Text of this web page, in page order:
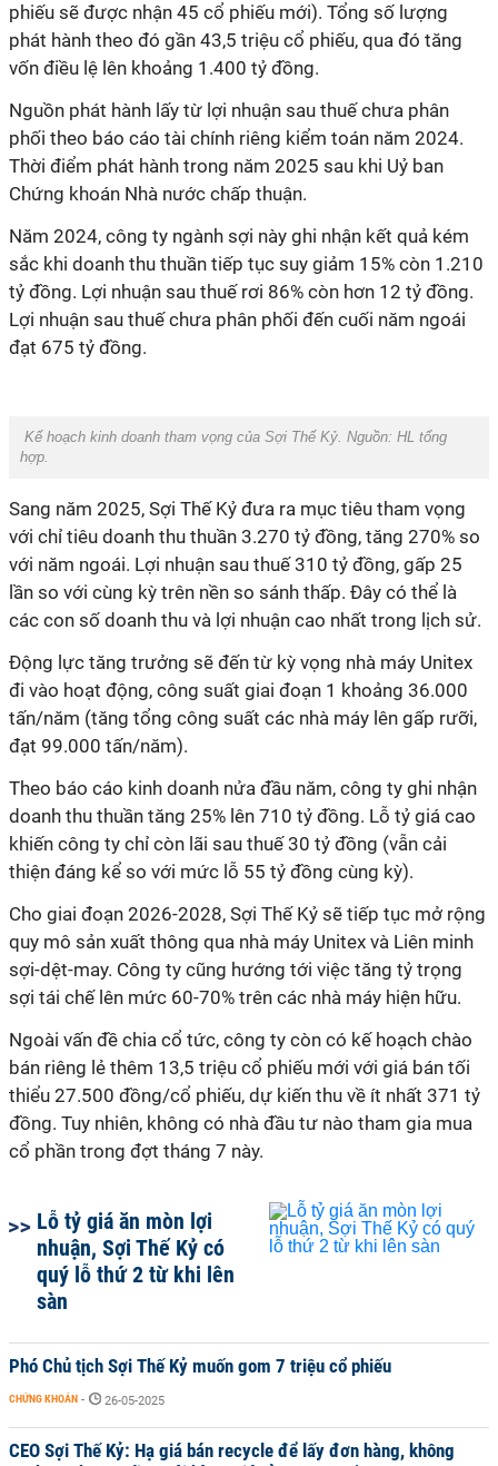
phiếu sẽ được nhận 45 cổ phiếu mới). Tổng số lượng
phát hành theo đó gần 43,5 triệu cổ phiếu, qua đó tăng
vốn điều lệ lên khoảng 1.400 tỷ đồng.
Nguồn phát hành lấy từ lợi nhuận sau thuế chưa phân
phối theo báo cáo tài chính riêng kiểm toán năm 2024.
Thời điểm phát hành trong năm 2025 sau khi Uỷ ban
Chứng khoán Nhà nước chấp thuận.
Năm 2024, công ty ngành sợi này ghi nhận kết quả kém
sắc khi doanh thu thuần tiếp tục suy giảm 15% còn 1.210
tỷ đồng. Lợi nhuận sau thuế rơi 86% còn hơn 12 tỷ đồng.
Lợi nhuận sau thuế chưa phân phối đến cuối năm ngoái
đạt 675 tỷ đồng.
Kế hoạch kinh doanh tham vọng của Sợi Thế Kỷ. Nguồn: HL tổng
hợp.
Sang năm 2025, Sợi Thế Kỷ đưa ra mục tiêu tham vọng
với chỉ tiêu doanh thu thuần 3.270 tỷ đồng, tăng 270% so
với năm ngoái. Lợi nhuận sau thuế 310 tỷ đồng, gấp 25
lần so với cùng kỳ trên nền so sánh thấp. Đây có thể là
các con số doanh thu và lợi nhuận cao nhất trong lịch sử.
Động lực tăng trưởng sẽ đến từ kỳ vọng nhà máy Unitex
đi vào hoạt động, công suất giai đoạn 1 khoảng 36.000
tấn/năm (tăng tổng công suất các nhà máy lên gấp rưỡi,
đạt 99.000 tấn/năm).
Theo báo cáo kinh doanh nửa đầu năm, công ty ghi nhận
doanh thu thuần tăng 25% lên 710 tỷ đồng. Lỗ tỷ giá cao
khiến công ty chỉ còn lãi sau thuế 30 tỷ đồng (vẫn cải
thiện đáng kể so với mức lỗ 55 tỷ đồng cùng kỳ).
Cho giai đoạn 2026-2028, Sợi Thế Kỷ sẽ tiếp tục mở rộng
quy mô sản xuất thông qua nhà máy Unitex và Liên minh
sợi-dệt-may. Công ty cũng hướng tới việc tăng tỷ trọng
sợi tái chế lên mức 60-70% trên các nhà máy hiện hữu.
Ngoài vấn đề chia cổ tức, công ty còn có kế hoạch chào
bán riêng lẻ thêm 13,5 triệu cổ phiếu mới với giá bán tối
thiểu 27.500 đồng/cổ phiếu, dự kiến thu về ít nhất 371 tỷ
đồng. Tuy nhiên, không có nhà đầu tư nào tham gia mua
cổ phần trong đợt tháng 7 này.
Lỗ tỷ giá ăn mòn lợi
nhuận, Sợi Thế Kỷ có
quý lỗ thứ 2 từ khi lên
sàn
Phó Chủ tịch Sợi Thế Kỷ muốn gom 7 triệu cổ phiếu
CHỨNG KHOÁN - 26-05-2025
CEO Sợi Thế Kỷ: Hạ giá bán recycle để lấy đơn hàng, không